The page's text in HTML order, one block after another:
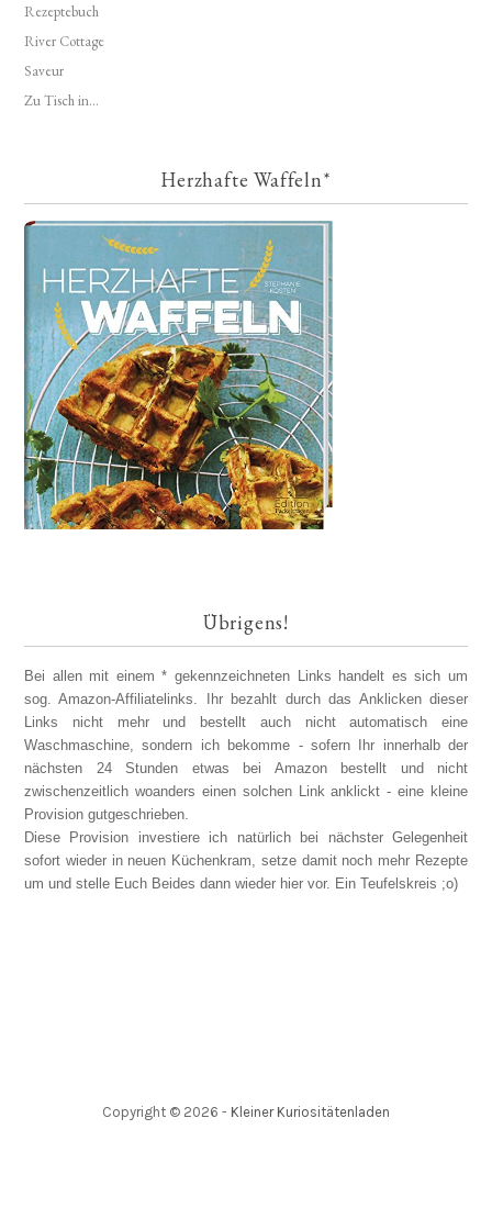
Rezeptebuch
River Cottage
Saveur
Zu Tisch in...
Herzhafte Waffeln*
Übrigens!
Bei allen mit einem * gekennzeichneten Links handelt es sich um
sog. Amazon-Affiliatelinks. Ihr bezahlt durch das Anklicken dieser
Links nicht mehr und bestellt auch nicht automatisch eine
Waschmaschine, sondern ich bekomme - sofern Ihr innerhalb der
nächsten 24 Stunden etwas bei Amazon bestellt und nicht
zwischenzeitlich woanders einen solchen Link anklickt - eine kleine
Provision gutgeschrieben.
Diese Provision investiere ich natürlich bei nächster Gelegenheit
sofort wieder in neuen Küchenkram, setze damit noch mehr Rezepte
um und stelle Euch Beides dann wieder hier vor. Ein Teufelskreis ;o)
Copyright © 2026 - Kleiner Kuriositätenladen